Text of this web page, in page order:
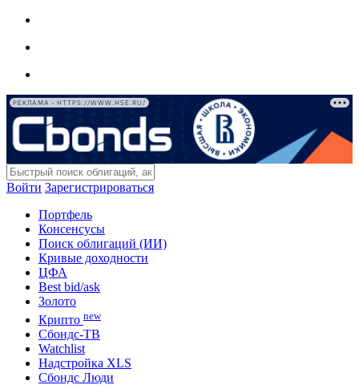
РЕКЛАМА • HTTPS://WWW.HSE.RU/
Войти Зарегистрироваться
Портфель
Консенсусы
Поиск облигаций (ИИ)
Кривые доходности
ЦФА
Best bid/ask
Золото
Крипто new
Сбондс-ТВ
Watchlist
Надстройка XLS
Сбондс Люди